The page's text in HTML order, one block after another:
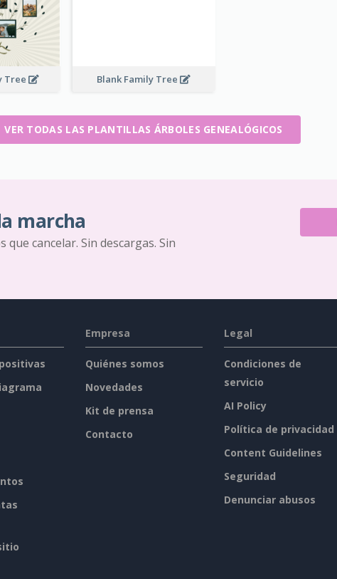
Tree Blank Family Tree
VER TODAS LAS PLANTILLAS ÁRBOLES GENEALÓGICOS
marcha
cancelar. Sin descargas. Sin
Empresa
Quiénes somos
Novedades
Kit de prensa
Contacto
Legal
Condiciones de
servicio
AI Policy
Política de privacidad
Content Guidelines
Seguridad
Denunciar abusos